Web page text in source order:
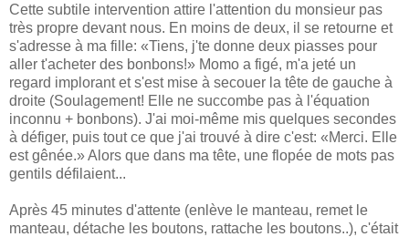
Cette subtile intervention attire l'attention du monsieur pas
très propre devant nous. En moins de deux, il se retourne et
s'adresse à ma fille: «Tiens, j'te donne deux piasses pour
aller t'acheter des bonbons!» Momo a figé, m'a jeté un
regard implorant et s'est mise à secouer la tête de gauche à
droite (Soulagement! Elle ne succombe pas à l'équation
inconnu + bonbons). J'ai moi-même mis quelques secondes
à défiger, puis tout ce que j'ai trouvé à dire c'est: «Merci. Elle
est gênée.» Alors que dans ma tête, une flopée de mots pas
gentils défilaient...
Après 45 minutes d'attente (enlève le manteau, remet le
manteau, détache les boutons, rattache les boutons..), c'était